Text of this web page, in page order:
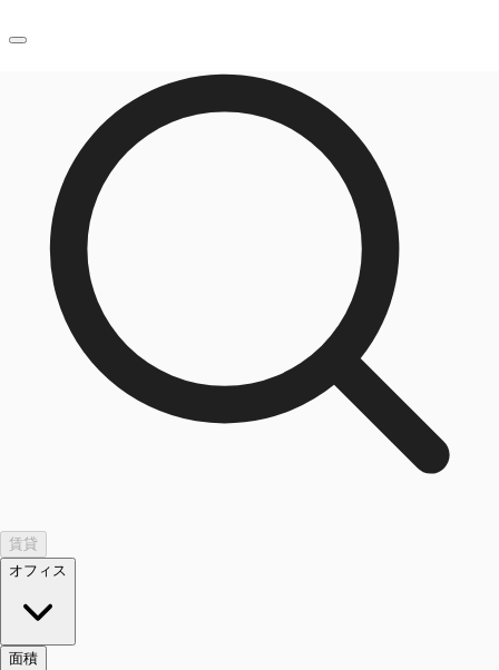
オフィス・事務所
倉庫・物流センター
地図検索
記事
仲介会社様はこちらへ
お気に入り
お電話
賃貸
オフィス
面積